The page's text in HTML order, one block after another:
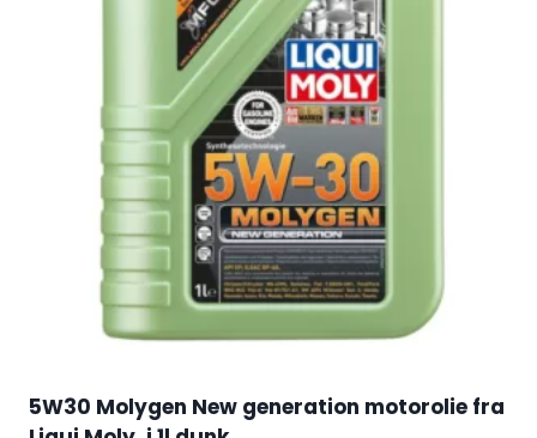
5W30 Molygen New generation motorolie fra